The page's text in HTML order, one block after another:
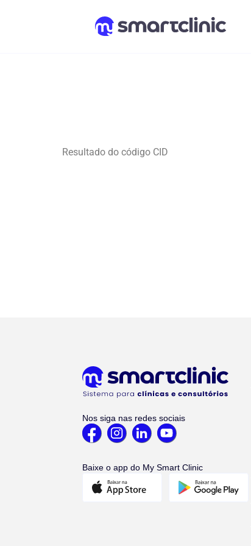
Resultado do código CID
Nos siga nas redes sociais
Baixe o app do My Smart Clinic